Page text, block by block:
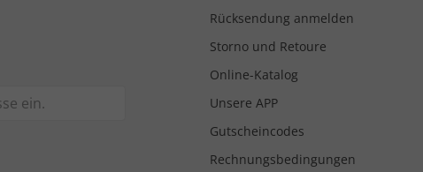
Rücksendung anmelden
Storno und Retoure
Online-Katalog
Unsere APP
Gutscheincodes
Rechnungsbedingungen